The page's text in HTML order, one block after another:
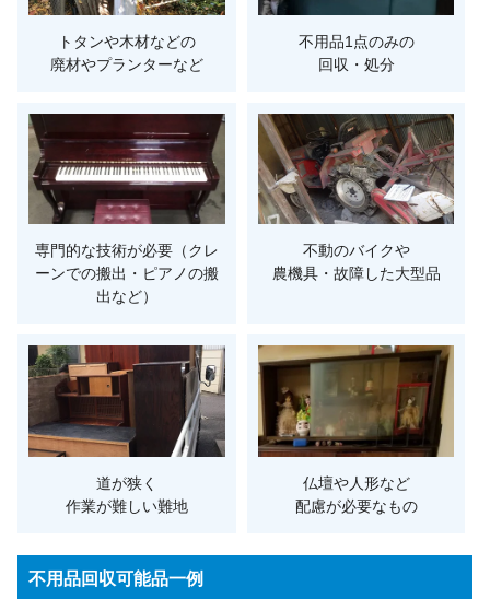
トタンや木材などの
廃材やプランターなど
不用品1点のみの
回収・処分
専門的な技術が必要（クレ
ーンでの搬出・ピアノの搬
出など）
不動のバイクや
農機具・故障した大型品
道が狭く
作業が難しい難地
仏壇や人形など
配慮が必要なもの
不用品回収可能品一例